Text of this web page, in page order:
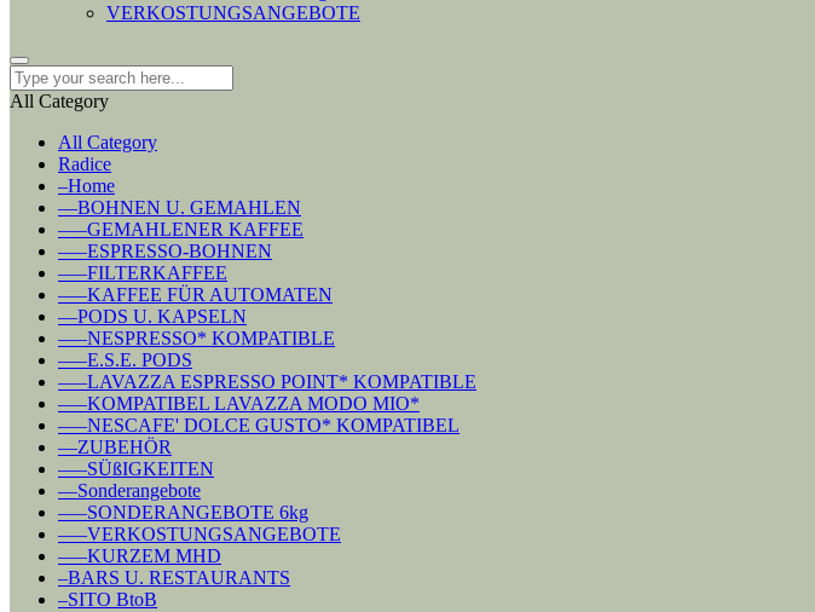
VERKOSTUNGSANGEBOTE
All Category
All Category
Radice
–Home
––BOHNEN U. GEMAHLEN
–––GEMAHLENER KAFFEE
–––ESPRESSO-BOHNEN
–––FILTERKAFFEE
–––KAFFEE FÜR AUTOMATEN
––PODS U. KAPSELN
–––NESPRESSO* KOMPATIBLE
–––E.S.E. PODS
–––LAVAZZA ESPRESSO POINT* KOMPATIBLE
–––KOMPATIBEL LAVAZZA MODO MIO*
–––NESCAFE' DOLCE GUSTO* KOMPATIBEL
––ZUBEHÖR
–––SÜßIGKEITEN
––Sonderangebote
–––SONDERANGEBOTE 6kg
–––VERKOSTUNGSANGEBOTE
–––KURZEM MHD
–BARS U. RESTAURANTS
–SITO BtoB